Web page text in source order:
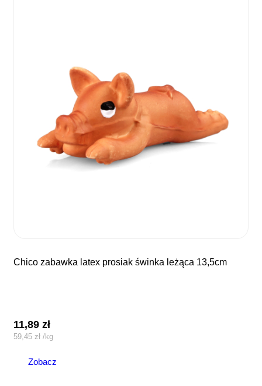
chico zabawka latex prosiak świnka leżąca 13,5cm
11,89zł
59,45zł /kg
Zobacz